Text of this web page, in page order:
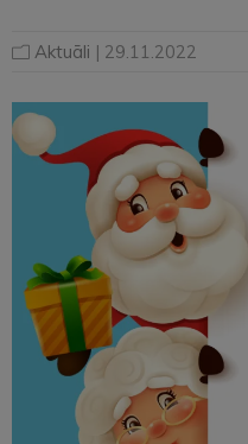
Aktuāli | 29.11.2022